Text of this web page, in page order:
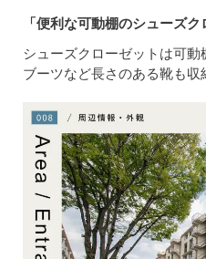
「便利な可動棚のシューズク
シューズクローゼットは可
ブーツなど長さのある靴も収